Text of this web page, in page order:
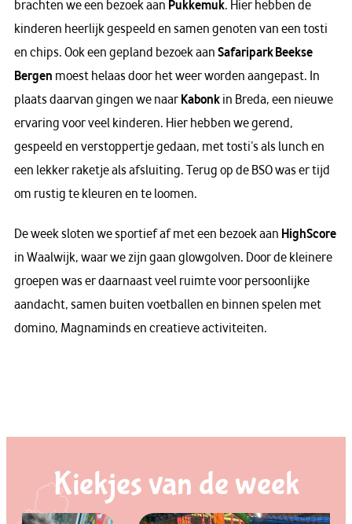
brachten we een bezoek aan Pukkemuk. Hier hebben de
kinderen heerlijk gespeeld en samen genoten van een tosti
en chips. Ook een gepland bezoek aanSafaripark Beekse
Bergen moest helaas door het weer worden aangepast. In
plaats daarvan gingen we naarKabonkin Breda, een nieuwe
ervaring voor veel kinderen. Hier hebben we gerend,
gespeeld en verstoppertje gedaan, met tosti’s als lunch en
een lekker raketje als afsluiting. Terug op de BSO was er tijd
om rustig te kleuren en te loomen.
De week sloten we sportief af met een bezoek aan HighScore
in Waalwijk, waar we zijn gaan glowgolven. Door de kleinere
groepen was er daarnaast veel ruimte voor persoonlijke
aandacht, samen buiten voetballen en binnen spelen met
domino, Magnaminds en creatieve activiteiten.
Kiekjes van de week